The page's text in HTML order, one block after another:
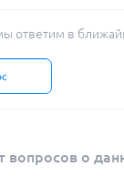
ответим в
вопросов о